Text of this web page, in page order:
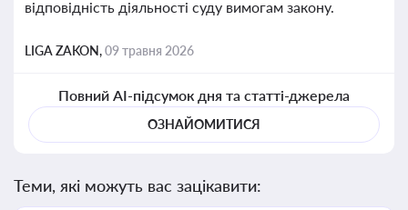
відповідність діяльності суду вимогам закону.
LIGA ZAKON,09 травня 2026
Повний AI-підсумок дня та статті-джерела
ОЗНАЙОМИТИСЯ
Теми, які можуть вас зацікавити: